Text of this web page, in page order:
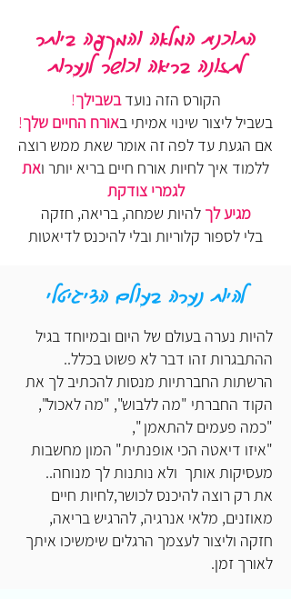
התוכנית המלאה והמקיפה ביותר
לתזונה בריאה וכושר לנערות
הקורס הזה נועדבשבילך!
בשביל ליצור שינוי אמיתי באורח החיים שלך!
אם הגעת עד לפה זה אומר שאת ממש רוצה
ללמוד איך לחיות אורח חיים בריא יותר ואת
לגמרי צודקת
מגיע לך להיות שמחה, בריאה, חזקה
בלי לספור קלוריות ובלי להיכנס לדיאטות
להיות נערה בעולם הדיגיטלי
להיות נערה בעולם של היום ובמיוחד בגיל
ההתבגרות זהו דבר לא פשוט בכלל..
הרשתות החברתיות מנסות להכתיב לך את
הקוד החברתי "מה ללבוש", "מה לאכול",
"כמה פעמים להתאמן ",
"איזו דיאטה הכי אופנתית" המון מחשבות
מעסיקות אותך ולא נותנות לך מנוחה..
את רק רוצה להיכנס לכושר,לחיות חיים
מאוזנים, מלאי אנרגיה, להרגיש בריאה,
חזקה וליצור לעצמך הרגלים שימשיכו איתך
לאורך זמן.